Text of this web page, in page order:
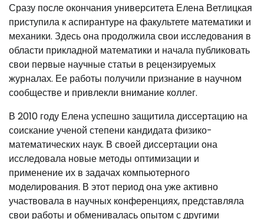
Сразу после окончания университета Елена Ветлицкая
приступила к аспирантуре на факультете математики и
механики. Здесь она продолжила свои исследования в
области прикладной математики и начала публиковать
свои первые научные статьи в рецензируемых
журналах. Ее работы получили признание в научном
сообществе и привлекли внимание коллег.
В 2010 году Елена успешно защитила диссертацию на
соискание ученой степени кандидата физико-
математических наук. В своей диссертации она
исследовала новые методы оптимизации и
применение их в задачах компьютерного
моделирования. В этот период она уже активно
участвовала в научных конференциях, представляла
свои работы и обменивалась опытом с другими